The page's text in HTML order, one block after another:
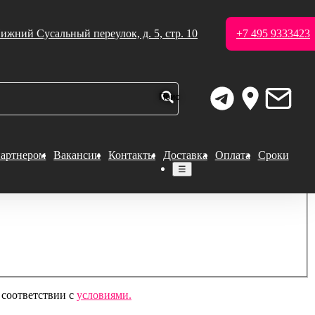
с условиями.
Сусальный переулок, д. 5, стр. 10 +7 495 9333423
Вакансии Контакты Доставка Оплата Сроки
☰